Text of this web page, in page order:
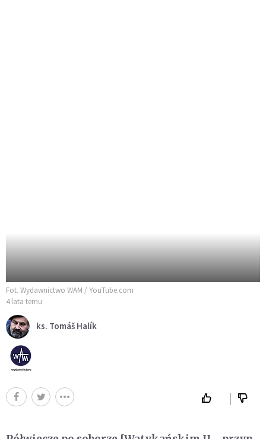
Fot. Wydawnictwo WAM / YouTube.com
4 lata temu
ks. Tomáš Halík